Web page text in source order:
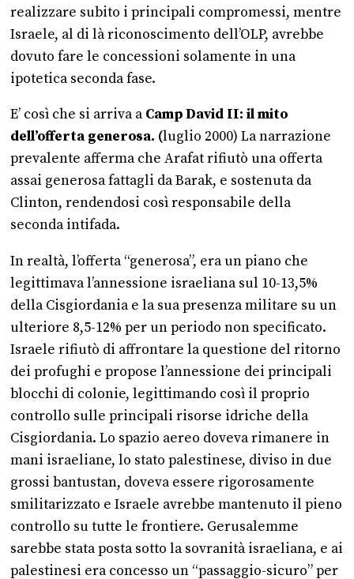
realizzare subito i principali compromessi, mentre
Israele, al di là riconoscimento dell’OLP, avrebbe
dovuto fare le concessioni solamente in una
ipotetica seconda fase.
E’ così che si arriva aCamp David II: il mito
dell’offerta generosa. (luglio 2000) La narrazione
prevalente afferma che Arafat rifiutò una offerta
assai generosa fattagli da Barak, e sostenuta da
Clinton, rendendosi così responsabile della
seconda intifada.
In realtà, l’offerta “generosa”, era un piano che
legittimava l’annessione israeliana sul 10-13,5%
della Cisgiordania e la sua presenza militare su un
ulteriore 8,5-12% per un periodo non specificato.
Israele rifiutò di affrontare la questione del ritorno
dei profughi e propose l’annessione dei principali
blocchi di colonie, legittimando così il proprio
controllo sulle principali risorse idriche della
Cisgiordania. Lo spazio aereo doveva rimanere in
mani israeliane, lo stato palestinese, diviso in due
grossi bantustan, doveva essere rigorosamente
smilitarizzato e Israele avrebbe mantenuto il pieno
controllo su tutte le frontiere. Gerusalemme
sarebbe stata posta sotto la sovranità israeliana, e ai
palestinesi era concesso un “passaggio-sicuro” per